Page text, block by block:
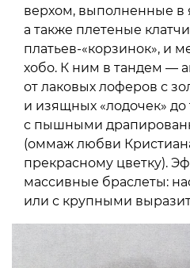
верхом, выполненные в
а также плетеные
платьев-«корзинок», и
хобо. К ним в тандем —
от лаковых лоферов с
и изящных «лодочек»
с пышными
(оммаж любви
прекрасному цветку).
массивные браслеты:
или с крупными